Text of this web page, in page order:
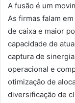
A fusão é um
As firmas falam
de caixa e maior
capacidade de
captura de
operacional e
otimização de
diversificação de